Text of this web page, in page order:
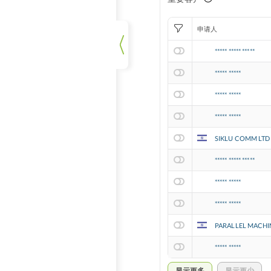
申请人
***** ***** *****
***** *****
***** *****
***** *****
SIKLU COMM LTD
***** ***** *****
***** *****
***** *****
PARALLEL
***** *****